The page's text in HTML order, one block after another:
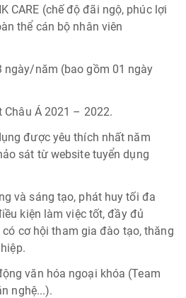
CARE (chế độ đãi ngộ, phúc lợi
thể cán bộ nhân viên
ngày/năm (bao gồm 01 ngày
Á 2021 – 2022.
được yêu thích nhất năm
sát từ website tuyển dụng
và sáng tạo, phát huy tối đa
kiện làm việc tốt, đầy đủ
cơ hội tham gia đào tạo, thăng
văn hóa ngoại khóa (Team
nghệ...).